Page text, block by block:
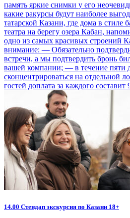
память яркие снимки у его
какие ракурсы будут наиболее
татарской Казани, где дома в
театра на берегу озера Кабан,
одно из самых красивых строений
внимание: — Обязательно
встречи, а мы подтвердить бронь
вашей компании; — в течение пяти
сконцентрироваться на отдельной
гостей доплата за каждого
14.00 Стендап экскурсия по Казани 18+